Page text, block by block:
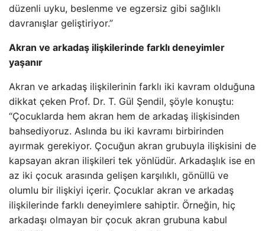
düzenli uyku, beslenme ve egzersiz gibi sağlıklı
davranışlar geliştiriyor.”
Akran ve arkadaş ilişkilerinde farklı deneyimler
yaşanır
Akran ve arkadaş ilişkilerinin farklı iki kavram olduğuna
dikkat çeken Prof. Dr. T. Gül Şendil, şöyle konuştu:
“Çocuklarda hem akran hem de arkadaş ilişkisinden
bahsediyoruz. Aslında bu iki kavramı birbirinden
ayırmak gerekiyor. Çocuğun akran grubuyla ilişkisini de
kapsayan akran ilişkileri tek yönlüdür. Arkadaşlık ise en
az iki çocuk arasında gelişen karşılıklı, gönüllü ve
olumlu bir ilişkiyi içerir. Çocuklar akran ve arkadaş
ilişkilerinde farklı deneyimlere sahiptir. Örneğin, hiç
arkadaşı olmayan bir çocuk akran grubuna kabul